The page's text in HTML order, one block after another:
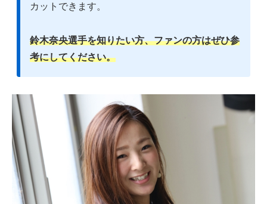
カットできます。
鈴木奈央選手を知りたい方、ファンの方はぜひ参
考にしてください。